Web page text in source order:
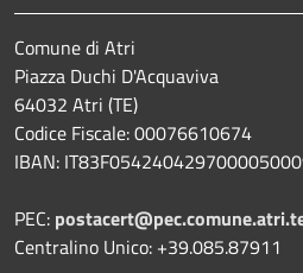
Comune di Atri
Piazza Duchi D'Acquaviva
64032 Atri (TE)
Codice Fiscale: 00076610674
IBAN:
PEC:
Centralino Unico: +39.085.87911